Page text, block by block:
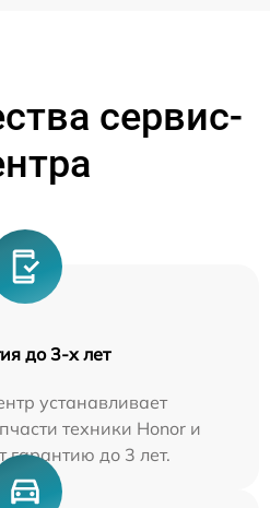
сервис-
до 3-х лет
устанавливает
техники Honor и
гарантию до 3 лет.